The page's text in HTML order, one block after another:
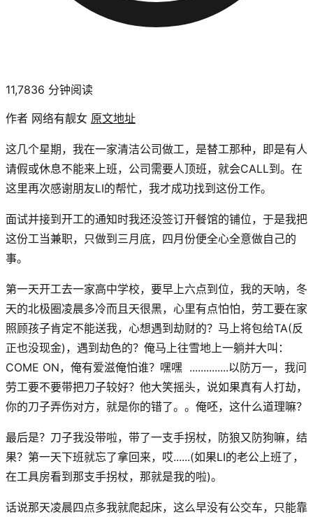
11,7836 分钟阅读
作者 网络有靓女 原文地址
这几个星期，我在一家清洁公司做工，是替工那种，即是有人
请假或休息不能来上班，公司需要人顶班，就会CALL到。在
这里再次感谢朋友LI的帮忙，我才成功找到这份工作。
面试并接到开工的通知时我还没签订开餐馆的铺位，于是我把
这份工当兼职，只做到三月底，四月份便全心全意做自己的
事。
第一天开工去一家高中学校，要早上六点到位，我的天呐，冬
天的北极圈凌晨多冷而且天很黑，心里有点怕怕，劳工要在家
照顾孩子肯定不能送我，心想遇到劫财的？马上将包给TA(反
正也没现金)，遇到劫色的？俺马上往雪地上一躺并大叫：
COME ON，俺有爱滋俺怕谁？嘿嘿 ..............以防万一，我问
劳工要不要带把刀子较好？他大笑摇头，说如果真有人打劫，
你的刀子弄伤对方，就是你的错了。。俺呸，这什么道理嘛？
最后是？刀子我没带啦，带了一支手拐杖，防狼又防狗嘛，结
果？第一天下班就忘了拿回来，哎......(如果LI的老公上班了，
在工具房看到那支手拐杖，那就是我的啦)。
话说那天凌晨四点多我就爬起床，这么早没有公交车，只能靠